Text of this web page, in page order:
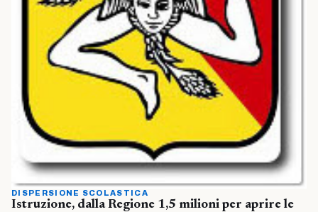
DISPERSIONE SCOLASTICA
Istruzione, dalla Regione 1,5 milioni per aprire le